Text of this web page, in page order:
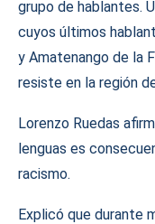
grupo de hablantes.
cuyos últimos
y Amatenango de la
resiste en la región
Lorenzo Ruedas
lenguas es
racismo.
Explicó que durante